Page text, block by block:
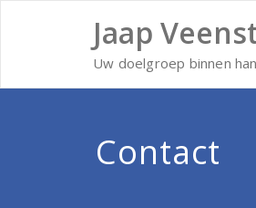
Jaap
Uw doelgroep binnen
Contact